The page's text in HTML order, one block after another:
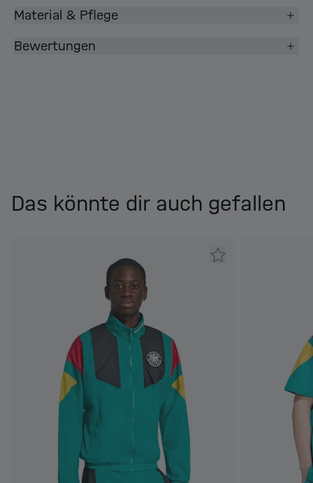
Material & Pflege
Bewertungen
Das könnte dir auch gefallen